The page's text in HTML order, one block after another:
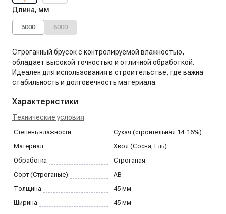
Длина, мм
3000 6000
Строганный брусок с контролируемой влажностью,
обладает высокой точностью и отличной обработкой.
Идеален для использования в строительстве, где важна
стабильность и долговечность материала.
Характеристики
Технические условия
Степень влажности
Сухая (строительная 14-16%)
Материал
Хвоя (Сосна, Ель)
Обработка
Строганая
Сорт (Строганые)
AB
Толщина
45 мм
Ширина
45 мм